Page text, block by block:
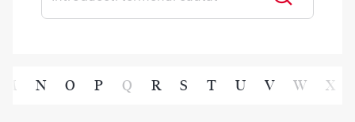
M N O P Q R S T U V W X